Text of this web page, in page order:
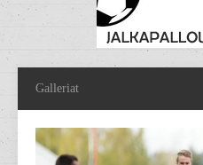
Galleriat